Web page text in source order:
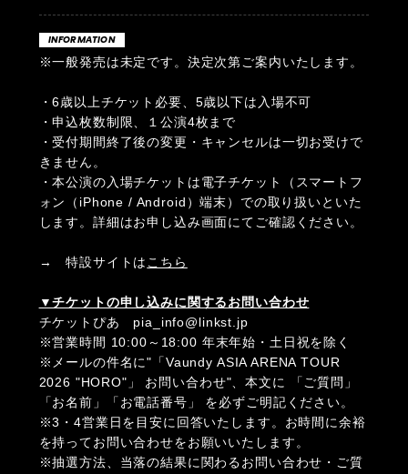
INFORMATION
※一般発売は未定です。決定次第ご案内いたします。
・6歳以上チケット必要、5歳以下は⼊場不可
・申込枚数制限、１公演4枚まで
・受付期間終了後の変更・キャンセルは⼀切お受けで
きません。
・本公演の入場チケットは電子チケット（スマートフ
ォン（iPhone / Android）端末）での取り扱いといた
します。詳細はお申し込み画⾯にてご確認ください。
→ 特設サイトはこちら
▼チケットの申し込みに関するお問い合わせ
チケットぴあ pia_info@linkst.jp
※営業時間 10:00～18:00 年末年始・土日祝を除く
※メールの件名に"「Vaundy ASIA ARENA TOUR
2026 "HORO"」 お問い合わせ"、本文に 「ご質問」
「お名前」「お電話番号」 を必ずご明記ください。
※3・4営業日を目安に回答いたします。お時間に余裕
を持ってお問い合わせをお願いいたします。
※抽選方法、当落の結果に関わるお問い合わせ・ご質